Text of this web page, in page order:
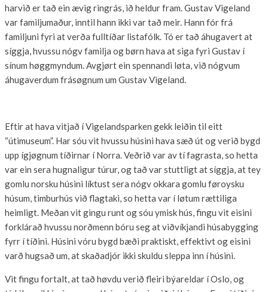
harvið er tað ein ævig ringrás, ið heldur fram. Gustav Vigeland
var familjumaður, inntil hann ikki var tað meir. Hann fór frá
familjuni fyri at verða fulltíðar listafólk. Tó er tað áhugavert at
síggja, hvussu nógv familja og børn hava at siga fyri Gustav í
sínum høggmyndum. Avgjørt ein spennandi løta, við nógvum
áhugaverdum frásøgnum um Gustav Vigeland.
Eftir at hava vitjað í Vigelandsparken gekk leiðin til eitt
“útimuseum”. Har sóu vit hvussu húsini hava sæð út og verið bygd
upp ígjøgnum tíðirnar í Norra. Veðrið var av tí fagrasta, so hetta
var ein sera hugnaligur túrur, og tað var stuttligt at síggja, at tey
gomlu norsku húsini líktust sera nógv okkara gomlu føroysku
húsum, timburhús við flagtaki, so hetta var í løtum rættiliga
heimligt. Meðan vit gingu runt og sóu ymisk hús, fingu vit eisini
forklárað hvussu norðmenn bóru seg at viðvíkjandi húsabygging
fyrr í tíðini. Húsini vóru bygd bæði praktiskt, effektivt og eisini
varð hugsað um, at skaðadjór ikki skuldu sleppa inn í húsini.
Vit fingu fortalt, at tað høvdu verið fleiri býareldar í Oslo, og